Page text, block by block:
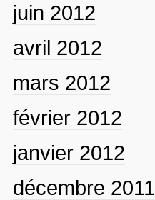
juin 2012
avril 2012
mars 2012
février 2012
janvier 2012
décembre 2011